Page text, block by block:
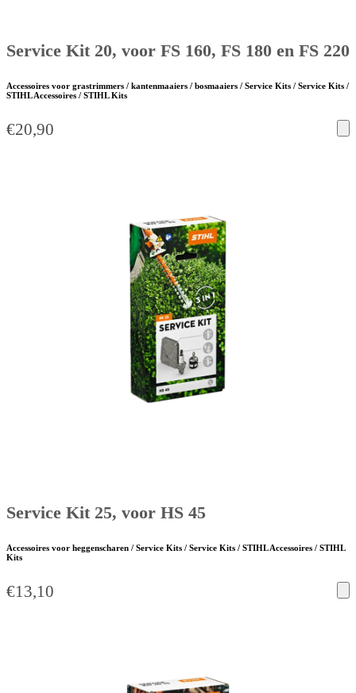
Service Kit 20, voor FS 160, FS 180 en FS 220
Accessoires voor grastrimmers / kantenmaaiers / bosmaaiers / Service Kits / Service Kits /
STIHL Accessoires / STIHL Kits
€20,90
Service Kit 25, voor HS 45
Accessoires voor heggenscharen / Service Kits / Service Kits / STIHL Accessoires / STIHL
Kits
€13,10